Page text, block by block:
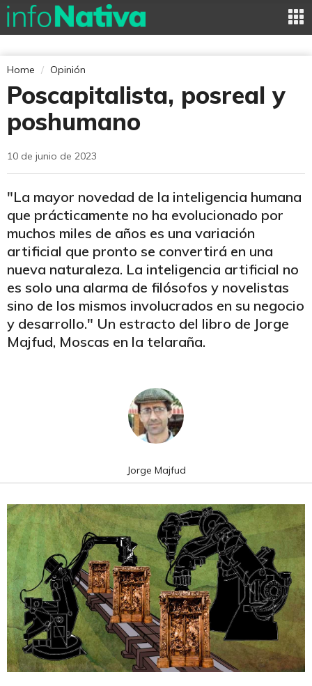
Home Opinión
Poscapitalista, posreal y
poshumano
10 de junio de 2023
"La mayor novedad de la inteligencia humana
que prácticamente no ha evolucionado por
muchos miles de años es una variación
artificial que pronto se convertirá en una
nueva naturaleza. La inteligencia artificial no
es solo una alarma de filósofos y novelistas
sino de los mismos involucrados en su negocio
y desarrollo." Un estracto del libro de Jorge
Majfud, Moscas en la telaraña.
Jorge Majfud